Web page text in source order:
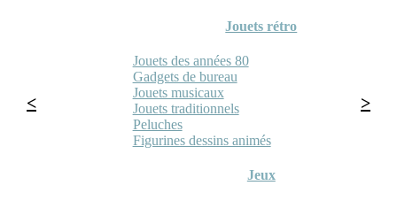
Jouets rétro
Jouets des années 80
Gadgets de bureau
Jouets musicaux
Jouets traditionnels
Peluches
Figurines dessins animés
Jeux